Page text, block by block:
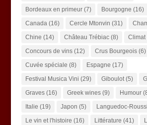
Bordeaux en primeur(7) Bourgogne (16)
Canada(16) Cercle Mtonvin (31)
Chine (14) Château Trébiac(8) Climat
Concours de vins(12) Crus Bourgeois(6)
Cuvée spéciale (8) Espagne (17)
Festival Musica Vini (29) Giboulot(5)
Graves(16) Greek wines(9) Humour
Italie (19) Japon (5) Languedoc-
Le vin et l'histoire (16) Littérature (41)